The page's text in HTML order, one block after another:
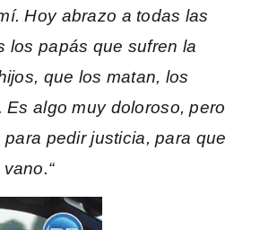
Hoy abrazo a todas las
los papás que sufren la
que los matan, los
Es algo muy doloroso, pero
pedir justicia, para que
“